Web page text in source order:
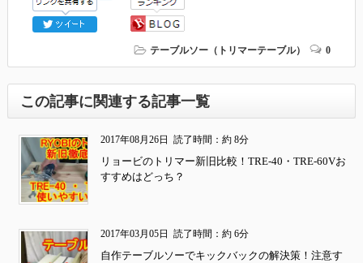
テーブルソー（トリマーテーブル） 0
この記事に関連する記事一覧
2017年08月26日 読了時間：約 8分
リョービのトリマー新旧比較！TRE-40・TRE-60Vお
すすめはどっち？
2017年03月05日 読了時間：約 6分
自作テーブルソーでキックバックの解決策！注意す